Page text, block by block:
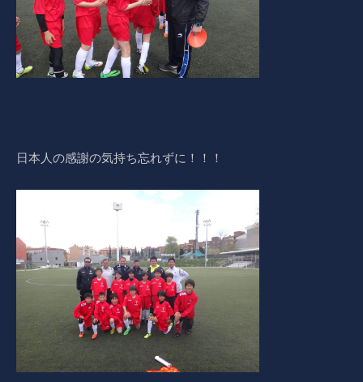
日本人の感謝の気持ち忘れずに！！！